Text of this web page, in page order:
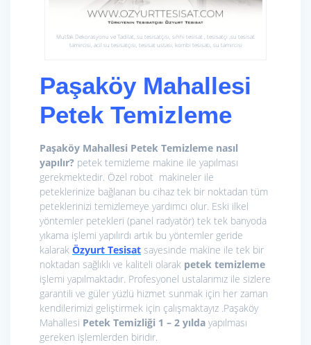
Mutfak Dekorasyonu ve Tadilat, su tesisatçısı, sıhhi tesisat , tesisatçı ,su tesisat
tamircisi, acil su tesisatçısı, tesisat ustası, kombi tesisatı, su tamircisi
Paşaköy Mahallesi
Petek Temizleme
Paşaköy Mahallesi Petek Temizleme nasıl
yapılır? petek temizleme makine ile yapılması
gerekmektedir. Özel robot makineler ile
peteklerinize bağlanan bu cihaz tek bir noktadan tüm
peteklerinizi temizlemeye yardımcı olur. Eski ilkel
yöntemler petekleri (panel radyatör) tek tek banyoda
yıkama işlemi yapılırdı artık bu yöntemler geride
kalarak Özyurt Tesisat sayesinde makine ile tek bir
noktadan sağlıklı ve kaliteli olarak petek temizleme
işlemi yapılmaktadır. Profesyonel ustalarımız ile sizlere
garantili ve güler yüzlü hizmet sunmak için her zaman
kendilerimizi geliştirmek için çalışmaktayız .Paşaköy
Mahallesi Petek Temizliği 1 – 2 yılda yapılması
gereken işlemlerden biridir.